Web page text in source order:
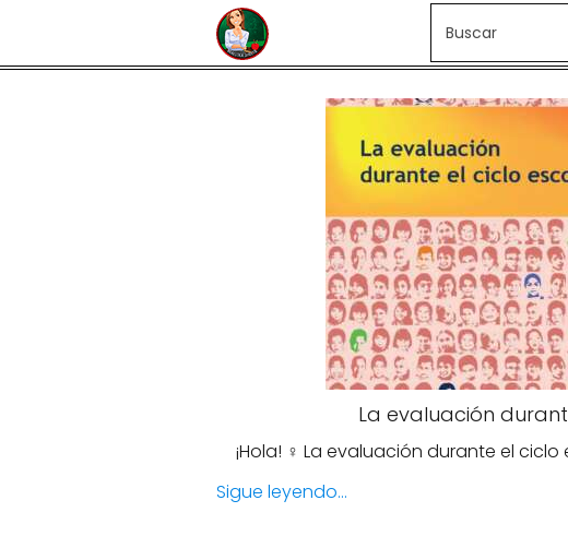
La evaluación
¡Hola! ‍♀️ La evaluación durante el
Sigue leyendo...